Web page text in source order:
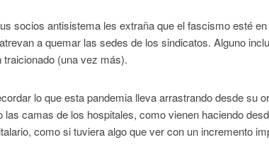
socios antisistema les extraña que el fascismo esté
a quemar las sedes de los sindicatos. Alguno
(una vez más).
lo que esta pandemia lleva arrastrando desde su
las camas de los hospitales, como vienen haciendo
como si tuviera algo que ver con un incremento